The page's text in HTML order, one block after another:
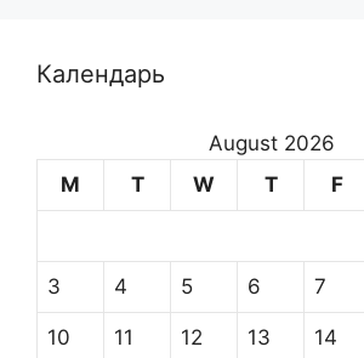
Календарь
August 2026
M
T W T F
3 4 5 6 7
10 11 12 13 14